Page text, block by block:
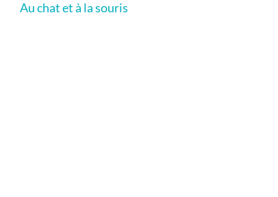
Au chat et à la souris